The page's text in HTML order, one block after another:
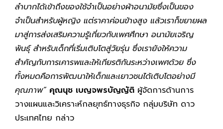
ลำบากได้เข้าถึงของใช้จำเป็นอย่างผ้าอนามัยซึ่งเป็นของ
จำเป็นสำหรับผู้หญิง แต่ราคาค่อนข้างสูง แล้วเราก็ขยายผล
มาสู่การส่งเสริมความรู้เกี่ยวกับเพศศึกษา อนามัยเจริญ
พันธุ์ สำหรับเด็กที่เริ่มเติบโตสู่วัยรุ่น ซึ่งเรายังให้ความ
สำคัญกับการเคารพและให้เกียรติกันระหว่างเพศด้วย ซึ่ง
ทั้งหมดคือการพัฒนาให้เด็กและเยาวชนได้เติบโตอย่างมี
คุณภาพ” คุณนุช เบญจพรบัญญัติ ผู้จัดการด้านการ
วางแผนและวิเคราะห์กลยุทธ์ทางธุรกิจ กลุ่มบริษัท ดาว
ประเทศไทย กล่าว